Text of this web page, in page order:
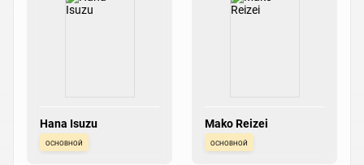
Hana Isuzu
основной
Mako Reizei
основной